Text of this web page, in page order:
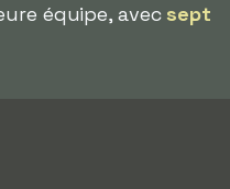
équipe, avec sept